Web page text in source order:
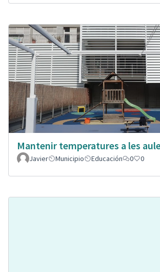
Mantenir temperatures a les
Javier
Municipio Educación 0 0